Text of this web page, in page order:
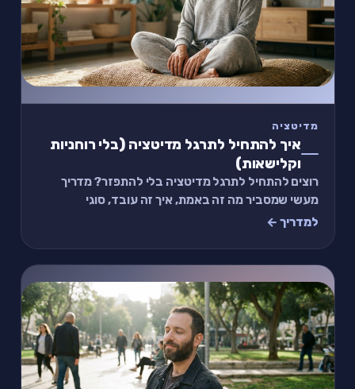
מדיטציה
איך להתחיל לתרגל מדיטציה (בלי רוחניות
וקלישאות)
רוצים להתחיל לתרגל מדיטציה בלי להתפזר? מדריך
מעשי שמסביר מה זה באמת, איך זה עובד, סוגי
המדיטציות השונים ותרגיל פשוט של שתי דקות.
למדריך ←